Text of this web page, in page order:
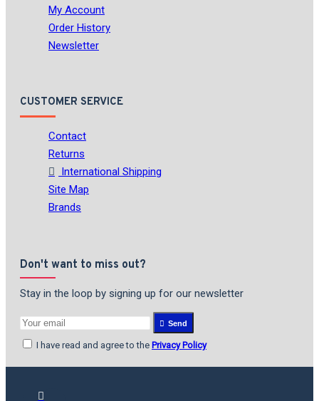
My Account
Order History
Newsletter
CUSTOMER SERVICE
Contact
Returns
International Shipping
Site Map
Brands
Don't want to miss out?
Stay in the loop by signing up for our newsletter
Send
I have read and agree to the Privacy Policy